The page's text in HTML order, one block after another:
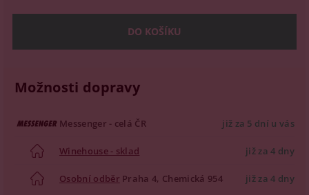
Možnosti dopravy
Messenger - celá ČR již za 5 dní u vás
Winehouse - sklad již za 4 dny
Osobní odběr Praha 4, Chemická 954 již za 4 dny